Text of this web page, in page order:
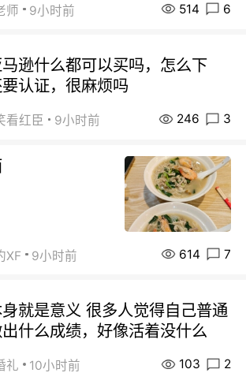
师 9小时前 514 6
逊什么都可以买吗，怎么下
认证，很麻烦吗
看红臣 9小时前 246 3
XF 9小时前 614 7
就是意义 很多人觉得自己普通
什么成绩，好像活着没什么
礼 10小时前 103 2